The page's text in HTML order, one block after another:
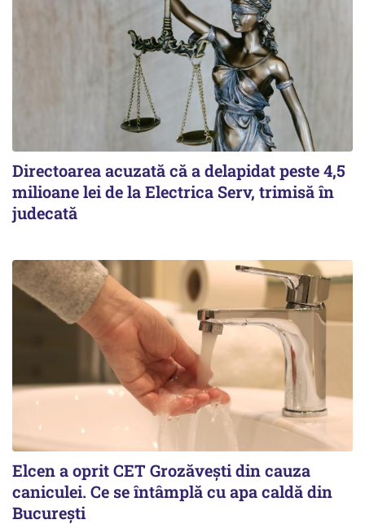
Directoarea acuzată că a delapidat peste 4,5
milioane lei de la Electrica Serv, trimisă în
judecată
Elcen a oprit CET Grozăvești din cauza
caniculei. Ce se întâmplă cu apa caldă din
București